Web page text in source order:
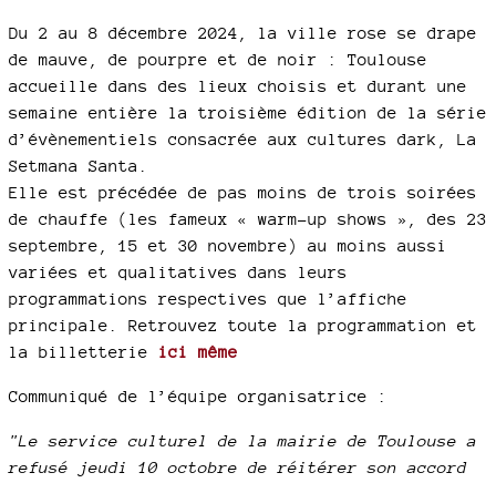
Du 2 au 8 décembre 2024, la ville rose se drape
de mauve, de pourpre et de noir : Toulouse
accueille dans des lieux choisis et durant une
semaine entière la troisième édition de la série
d’évènementiels consacrée aux cultures dark, La
Setmana Santa.
Elle est précédée de pas moins de trois soirées
de chauffe (les fameux « warm-up shows », des 23
septembre, 15 et 30 novembre) au moins aussi
variées et qualitatives dans leurs
programmations respectives que l’affiche
principale. Retrouvez toute la programmation et
la billetterie ici même
Communiqué de l’équipe organisatrice :
"Le service culturel de la mairie de Toulouse a
refusé jeudi 10 octobre de réitérer son accord